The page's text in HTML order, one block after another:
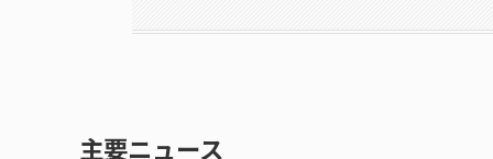
主要ニュース